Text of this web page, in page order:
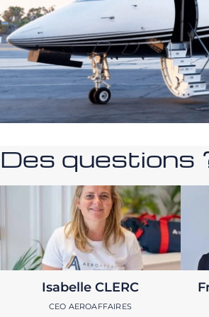
Des questions
Isabelle CLERC
CEO AEROAFFAIRES